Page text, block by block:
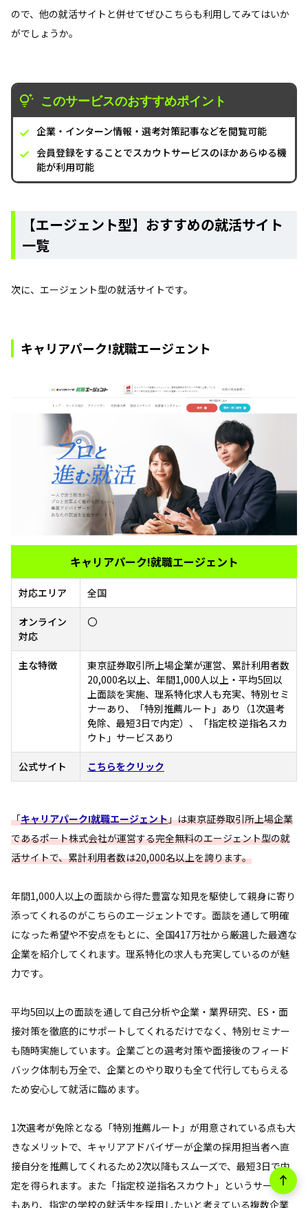
ので、他の就活サイトと併せてぜひこちらも利用してみてはいか
がでしょうか。
このサービスのおすすめポイント
企業・インターン情報・選考対策記事などを閲覧可能
会員登録をすることでスカウトサービスのほかあらゆる機
能が利用可能
【エージェント型】おすすめの就活サイト
一覧
次に、エージェント型の就活サイトです。
キャリアパーク!就職エージェント
キャリアパーク!就職エージェント
対応エリア 全国
オンライン
対応
〇
主な特徴
東京証券取引所上場企業が運営、累計利用者数
20,000名以上、年間1,000人以上・平均5回以
上面談を実施、理系特化求人も充実、特別セミ
ナーあり、「特別推薦ルート」あり（1次選考
免除、最短3日で内定）、「指定校 逆指名スカ
ウト」サービスあり
公式サイト こちらをクリック
「キャリアパーク!就職エージェント」は東京証券取引所上場企業
であるポート株式会社が運営する完全無料のエージェント型の就
活サイトで、累計利用者数は20,000名以上を誇ります。
年間1,000人以上の面談から得た豊富な知見を駆使して親身に寄り
添ってくれるのがこちらのエージェントです。面談を通して明確
になった希望や不安点をもとに、全国417万社から厳選した最適な
企業を紹介してくれます。理系特化の求人も充実しているのが魅
力です。
平均5回以上の面談を通して自己分析や企業・業界研究、ES・面
接対策を徹底的にサポートしてくれるだけでなく、特別セミナー
も随時実施しています。企業ごとの選考対策や面接後のフィード
バック体制も万全で、企業とのやり取りも全て代行してもらえる
ため安心して就活に臨めます。
1次選考が免除となる「特別推薦ルート」が用意されている点も大
きなメリットで、キャリアアドバイザーが企業の採用担当者へ直
接自分を推薦してくれるため2次以降もスムーズで、最短3日で内
定を得られます。また「指定校 逆指名スカウト」というサービス
もあり、指定の学校の就活生を採用したいと考えている複数企業